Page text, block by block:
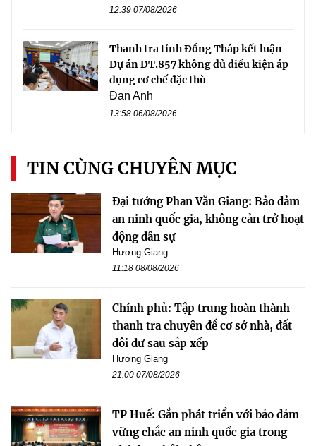
12:39 07/08/2026
Thanh tra tỉnh Đồng Tháp kết luận
Dự án ĐT.857 không đủ điều kiện áp
dụng cơ chế đặc thù
Đan Anh
13:58 06/08/2026
TIN CÙNG CHUYÊN MỤC
Đại tướng Phan Văn Giang: Bảo đảm
an ninh quốc gia, không cản trở hoạt
động dân sự
Hương Giang
11:18 08/08/2026
Chính phủ: Tập trung hoàn thành
thanh tra chuyên đề cơ sở nhà, đất
dôi dư sau sắp xếp
Hương Giang
21:00 07/08/2026
TP Huế: Gắn phát triển với bảo đảm
vững chắc an ninh quốc gia trong